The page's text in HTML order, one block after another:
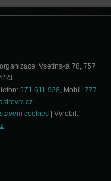
Vsetínská 78, 757
571 611 928 , Mobil: 777
cookies | Vyrobil: